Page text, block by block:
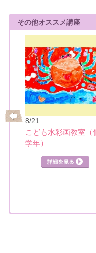
その他オススメ講座
8/21
こども水彩画教室（
学年）